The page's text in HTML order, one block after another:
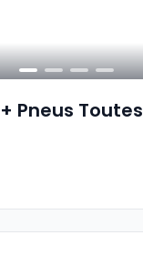
Pneus Toutes
60 R18 114V